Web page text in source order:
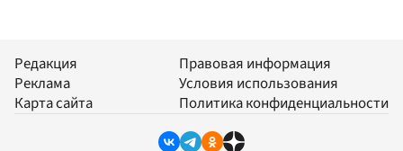
Редакция
Реклама
Карта сайта
Правовая информация
Условия использования
Политика конфиденциальности